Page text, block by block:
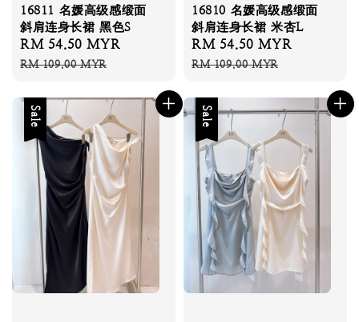
16811 名媛高级感缎面
斜肩连身长裙 黑色S
Sale
price
RM 54.50 MYR
RM 109.00 MYR
16810 名媛高级感缎面
斜肩连身长裙 米杏L
Sale
price
RM 54.50 MYR
RM 109.00 MYR
Sale Sale